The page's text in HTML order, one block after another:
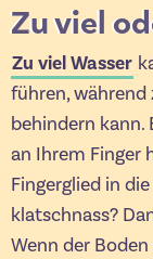
Zu viel
Zu viel Wasser
führen, während
behindern kann.
an Ihrem Finger
Fingerglied in
klatschnass?
Wenn der